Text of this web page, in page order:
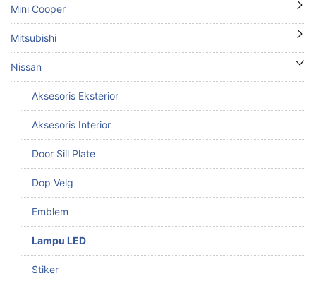
Mini Cooper
Mitsubishi
Nissan
Aksesoris Eksterior
Aksesoris Interior
Door Sill Plate
Dop Velg
Emblem
Lampu LED
Stiker